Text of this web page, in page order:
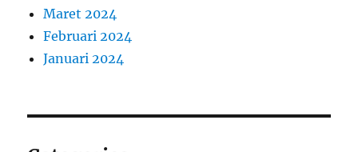
Maret 2024
Februari 2024
Januari 2024